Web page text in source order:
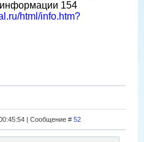
154
html/info.htm?
| Сообщение # 52